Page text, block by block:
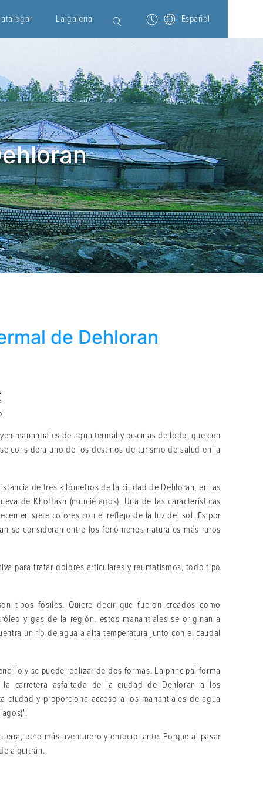
La galería Español
de Dehloran
manantiales de agua termal y piscinas de lodo, que con
considera uno de los destinos de turismo de salud en la
de tres kilómetros de la ciudad de Dehloran, en las
de Khoffash (murciélagos). Una de las características
en siete colores con el reflejo de la luz del sol. Es por
se consideran entre los fenómenos naturales más raros
para tratar dolores articulares y reumatismos, todo tipo
tipos fósiles. Quiere decir que fueron creados como
y gas de la región, estos manantiales se originan a
un río de agua a alta temperatura junto con el caudal
y se puede realizar de dos formas. La principal forma
carretera asfaltada de la ciudad de Dehloran a los
ciudad y proporciona acceso a los manantiales de agua
pero más aventurero y emocionante. Porque al pasar
alquitrán.